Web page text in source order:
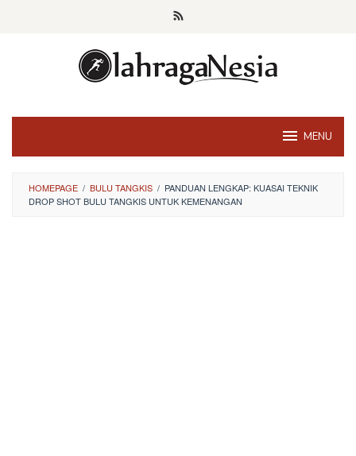
MENU
HOMEPAGE / BULU TANGKIS / PANDUAN LENGKAP: KUASAI TEKNIK
DROP SHOT BULU TANGKIS UNTUK KEMENANGAN